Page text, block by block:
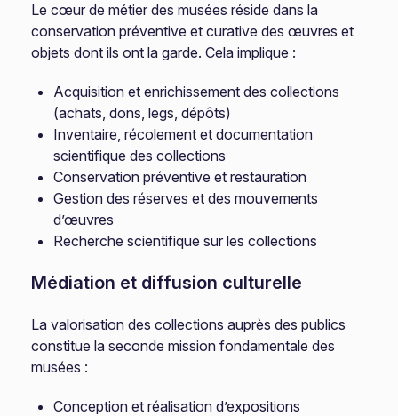
Le cœur de métier des musées réside dans la
conservation préventive et curative des œuvres et
objets dont ils ont la garde. Cela implique :
Acquisition et enrichissement des collections
(achats, dons, legs, dépôts)
Inventaire, récolement et documentation
scientifique des collections
Conservation préventive et restauration
Gestion des réserves et des mouvements
d’œuvres
Recherche scientifique sur les collections
Médiation et diffusion culturelle
La valorisation des collections auprès des publics
constitue la seconde mission fondamentale des
musées :
Conception et réalisation d’expositions